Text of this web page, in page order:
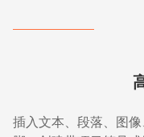
插入文本、段落、图